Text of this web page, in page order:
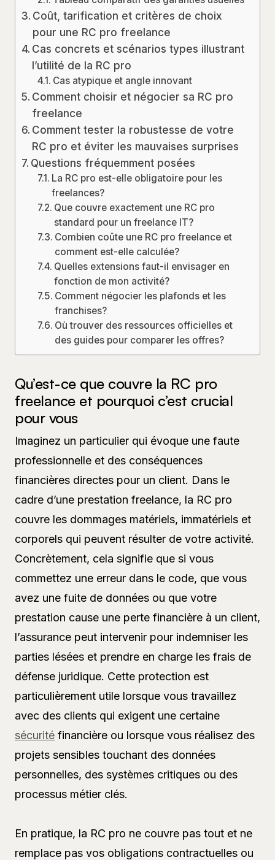
Coût, tarification et critères de choix
pour une RC pro freelance
Cas concrets et scénarios types illustrant
l’utilité de la RC pro
Cas atypique et angle innovant
Comment choisir et négocier sa RC pro
freelance
Comment tester la robustesse de votre
RC pro et éviter les mauvaises surprises
Questions fréquemment posées
La RC pro est-elle obligatoire pour les
freelances?
Que couvre exactement une RC pro
standard pour un freelance IT?
Combien coûte une RC pro freelance et
comment est-elle calculée?
Quelles extensions faut-il envisager en
fonction de mon activité?
Comment négocier les plafonds et les
franchises?
Où trouver des ressources officielles et
des guides pour comparer les offres?
Qu’est-ce que couvre la RC pro
freelance et pourquoi c’est crucial
pour vous
Imaginez un particulier qui évoque une faute
professionnelle et des conséquences
financières directes pour un client. Dans le
cadre d’une prestation freelance, la RC pro
couvre les dommages matériels, immatériels et
corporels qui peuvent résulter de votre activité.
Concrètement, cela signifie que si vous
commettez une erreur dans le code, que vous
avez une fuite de données ou que votre
prestation cause une perte financière à un client,
l’assurance peut intervenir pour indemniser les
parties lésées et prendre en charge les frais de
défense juridique. Cette protection est
particulièrement utile lorsque vous travaillez
avec des clients qui exigent une certaine
sécurité financière ou lorsque vous réalisez des
projets sensibles touchant des données
personnelles, des systèmes critiques ou des
processus métier clés.
En pratique, la RC pro ne couvre pas tout et ne
remplace pas vos obligations contractuelles ou